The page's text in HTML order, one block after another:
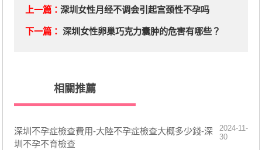
上一篇： 深圳女性月经不调会引起宫颈性不孕吗
下一篇： 深圳女性卵巢巧克力囊肿的危害有哪些？
相關推薦
深圳不孕症檢查費用-大陸不孕症檢查大概多少錢-深
圳不孕不育檢查
2024-11-
30